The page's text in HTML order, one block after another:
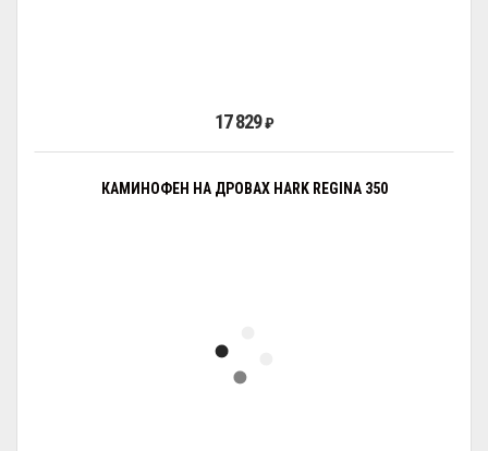
17 829₽
КАМИНОФЕН НА ДРОВАХ HARK REGINA 350